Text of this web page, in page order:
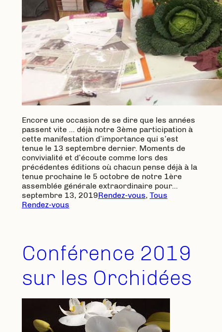
Encore une occasion de se dire que les années
passent vite … déjà notre 3ème participation à
cette manifestation d’importance qui s’est
tenue le 13 septembre dernier. Moments de
convivialité et d’écoute comme lors des
précédentes éditions où chacun pense déjà à la
tenue prochaine le 5 octobre de notre 1ère
assemblée générale extraordinaire pour…
septembre 13, 2019Rendez-vous, Tous
Rendez-vous
Conférence 2019
sur les Orchidées